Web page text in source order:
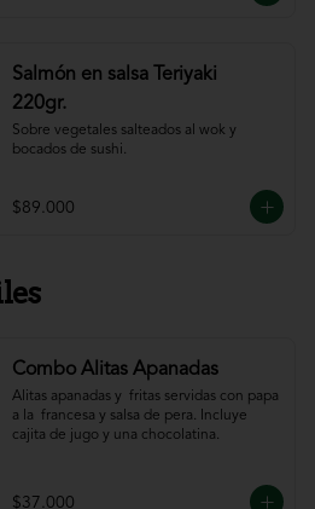
Salmón en salsa Teriyaki
220gr.
Sobre vegetales salteados al wok y
bocados de sushi.
$89.000
Combo Alitas Apanadas
Alitas apanadas y  fritas servidas con papa
a la  francesa y salsa de pera. Incluye
cajita de jugo y una chocolatina.
$37.000